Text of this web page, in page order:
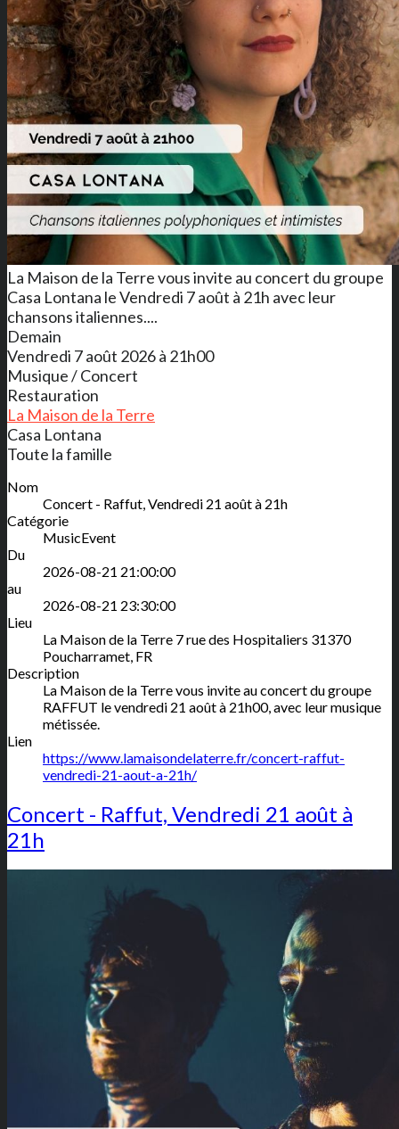
La Maison de la Terre vous invite au concert du groupe
Casa Lontana le Vendredi 7 août à 21h avec leur
chansons italiennes....
Demain
Vendredi 7 août 2026 à 21h00
Musique / Concert
Restauration
La Maison de la Terre
Casa Lontana
Toute la famille
Nom
Concert - Raffut, Vendredi 21 août à 21h
Catégorie
MusicEvent
Du
2026-08-21 21:00:00
au
2026-08-21 23:30:00
Lieu
La Maison de la Terre 7 rue des Hospitaliers 31370
Poucharramet FR
Description
La Maison de la Terre vous invite au concert du groupe
RAFFUT le vendredi 21 août à 21h00, avec leur musique
métissée.
Lien
https://www.lamaisondelaterre.fr/concert-raffut-
vendredi-21-aout-a-21h/
Concert - Raffut, Vendredi 21 août à
21h